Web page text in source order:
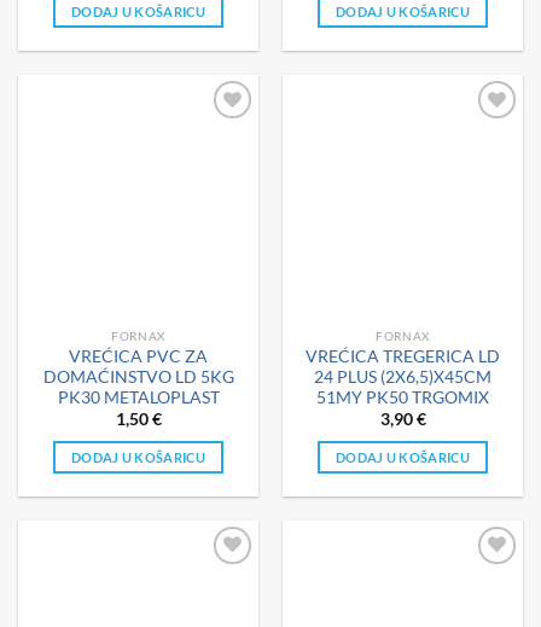
DODAJ U KOŠARICU DODAJ U KOŠARICU
FORNAX
VREĆICA PVC ZA
DOMAĆINSTVO LD 5KG
PK30 METALOPLAST
1,50€
DODAJ U KOŠARICU
FORNAX
VREĆICA TREGERICA LD
24 PLUS (2X6,5)X45CM
51MY PK50 TRGOMIX
3,90€
DODAJ U KOŠARICU